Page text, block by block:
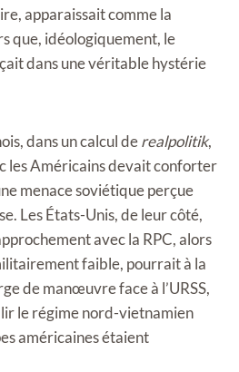
apparaissait comme la
que, idéologiquement, le
dans une véritable hystérie
dans un calcul derealpolitik,
les Américains devait conforter
menace soviétique perçue
Les États-Unis, de leur côté,
avec la RPC, alors
faible, pourrait à la
de manœuvre face à l’URSS,
le régime nord-vietnamien
américaines étaient